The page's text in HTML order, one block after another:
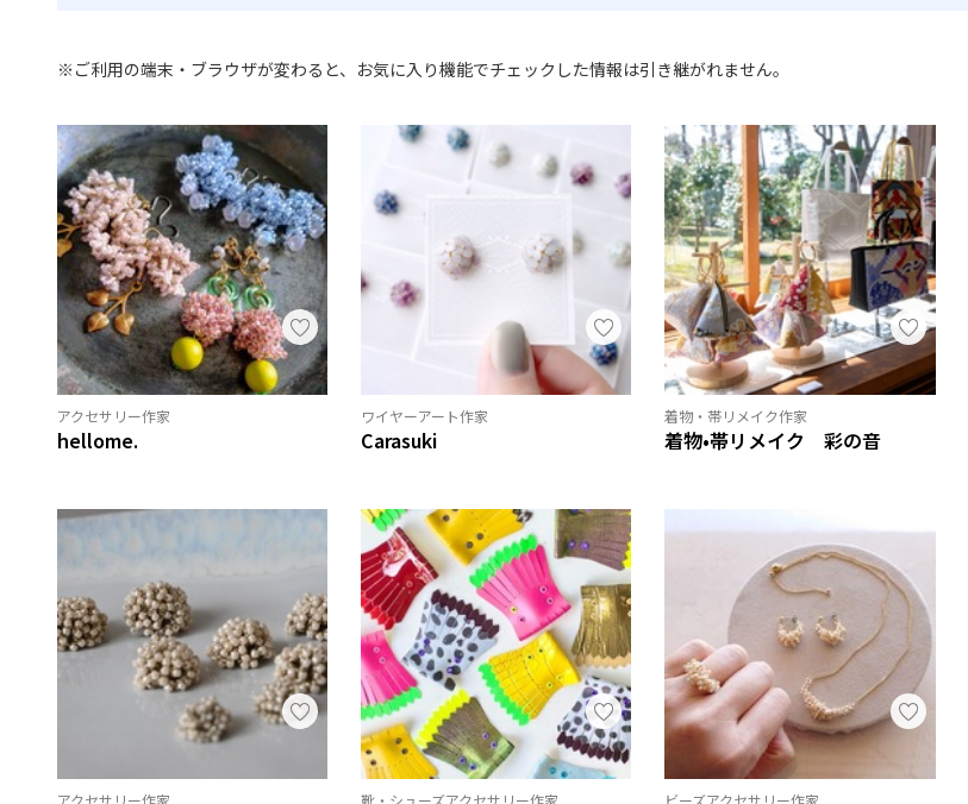
※ご利用の端末・ブラウザが変わると、お気に入り機能でチェックした情報は引き継がれません。
アクセサリー作家
hellome.
ワイヤーアート作家
Carasuki
着物・帯リメイク作家
着物•帯リメイク 彩の音